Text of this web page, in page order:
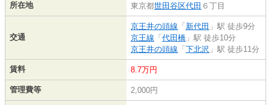
所在地 東京都世田谷区代田 ６丁目
交通
京王井の頭線 「 新代田 」駅 徒歩9分
京王線 「 代田橋 」駅 徒歩10分
京王井の頭線 「 下北沢 」駅 徒歩11分
賃料 8.7万円
管理費等 2,000円